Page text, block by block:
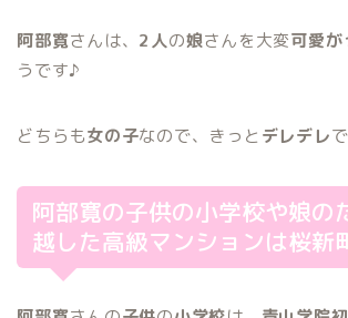
阿部寛さんは、 2人の娘さんを大変可愛が
うです♪
どちらも女の子なので、きっとデレデレ
阿部寛の子供の小学校や娘の
越した高級マンションは桜新